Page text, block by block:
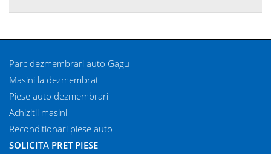
Parc dezmembrari auto Gagu
Masini la dezmembrat
Piese auto dezmembrari
Achizitii masini
Reconditionari piese auto
SOLICITA PRET PIESE